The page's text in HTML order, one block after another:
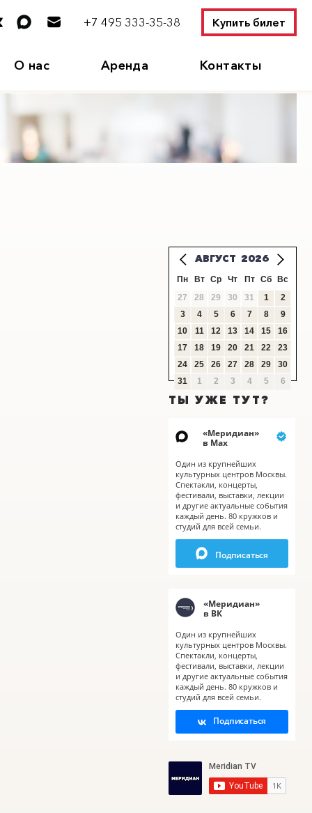
+7 495 333-35-38 Купить билет
О нас Аренда Контакты
X
АВГУСТ 2026
Пн Вт Ср Чт Пт Сб
Вс
27
28 29 30 31 1
2
3
4 5 6 7 8
9
10
11 12 13 14 15
16
17
18 19 20 21 22
23
24
25 26 27 28 29
30
31
1 2 3 4 5 6
ТЫ УЖЕ ТУТ?
«Меридиан»
в Мах
Один из крупнейших
культурных центров Москвы.
Спектакли, концерты,
фестивали, выставки, лекции
и другие актуальные события
каждый день. 80 кружков и
студий для всей семьи.
Подписаться
«Меридиан»
в ВК
Один из крупнейших
культурных центров Москвы.
Спектакли, концерты,
фестивали, выставки, лекции
и другие актуальные события
каждый день. 80 кружков и
студий для всей семьи.
Подписаться